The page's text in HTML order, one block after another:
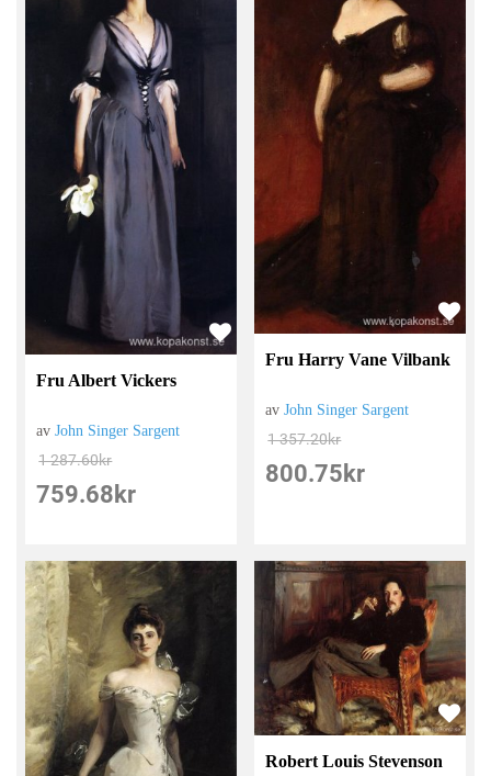
Fru Albert Vickers
avJohn Singer Sargent
1 287.60kr
759.68 kr
Fru Harry Vane Vilbank
avJohn Singer Sargent
1 357.20kr
800.75 kr
Robert Louis Stevenson